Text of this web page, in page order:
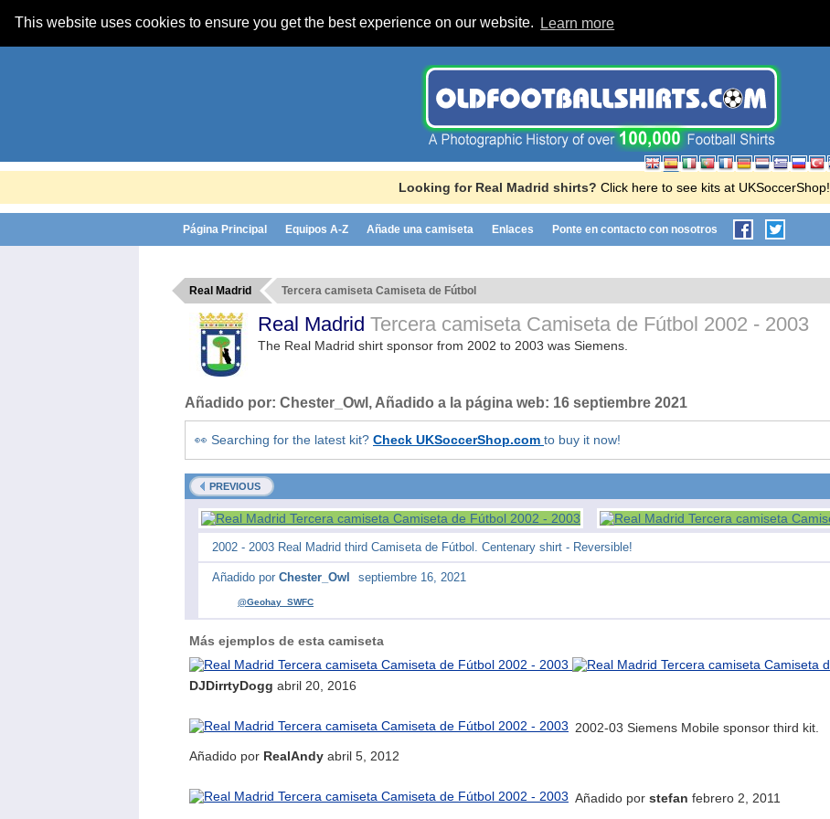
This website uses cookies to ensure you get the best experience on our website. Learn more
Looking for Real Madrid shirts? Click here to see kits at UKSoccerShop!
Página Principal Equipos A-Z Añade una camiseta Enlaces Ponte en contacto con nosotros
Real Madrid Tercera camiseta Camiseta de Fútbol
Real Madrid Tercera camiseta Camiseta de Fútbol 2002 - 2003
The Real Madrid shirt sponsor from 2002 to 2003 was Siemens.
Añadido por: Chester_Owl , Añadido a la página web: 16 septiembre 2021
👀 Searching for the latest kit? Check UKSoccerShop.com to buy it now!
PREVIOUS
2002 - 2003 Real Madrid third Camiseta de Fútbol. Centenary shirt - Reversible!
Añadido por Chester_Owl septiembre 16, 2021
@Geohay_SWFC
Más ejemplos de esta camiseta
DJDirrtyDogg abril 20, 2016
2002-03 Siemens Mobile sponsor third kit.
Añadido por RealAndy abril 5, 2012
Añadido por stefan febrero 2, 2011